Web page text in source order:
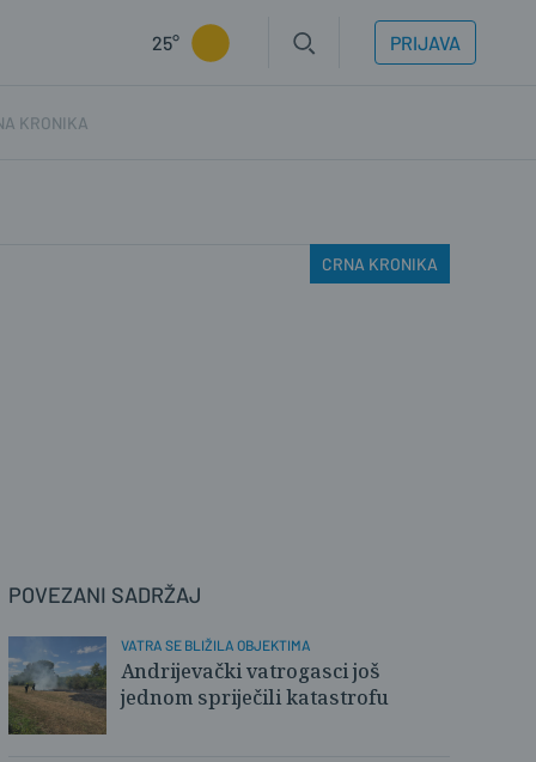
25° PRIJAVA
KRONIKA
CRNA KRONIKA
POVEZANI SADRŽAJ
VATRA SE BLIŽILA OBJEKTIMA
Andrijevački vatrogasci još
jednom spriječili katastrofu